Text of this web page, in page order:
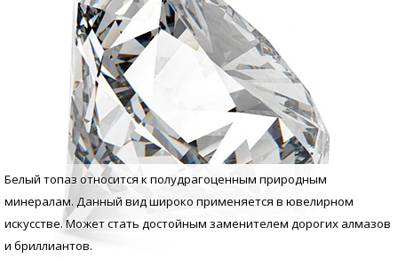
Белый топаз относится к полудрагоценным природным
минералам. Данный вид широко применяется в ювелирном
искусстве. Может стать достойным заменителем дорогих алмазов
и бриллиантов.